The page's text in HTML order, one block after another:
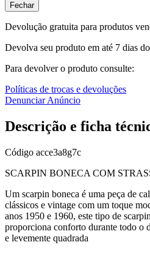
Fechar
Devolução gratuita para produtos
Devolva seu produto em até 7 dias
Para devolver o produto consulte:
Políticas de trocas e devoluções
Denunciar Anúncio
Descrição e ficha
Código acce3a8g7c
SCARPIN BONECA COM
Um scarpin boneca é uma peça de
clássicos e vintage com um toque
anos 1950 e 1960, este tipo de
proporciona conforto durante todo o
e levemente quadrada